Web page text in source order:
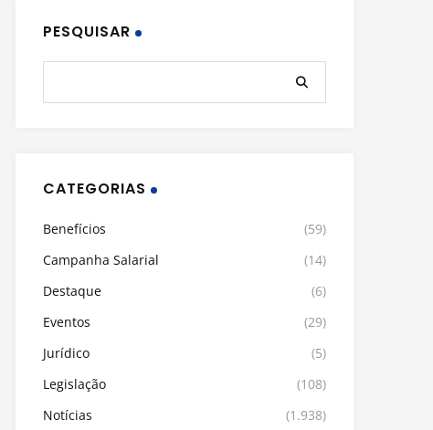
PESQUISAR
CATEGORIAS
Benefícios
(59)
Campanha Salarial
(14)
Destaque
(6)
Eventos
(29)
Jurídico
(5)
Legislação
(108)
Notícias
(1.938)